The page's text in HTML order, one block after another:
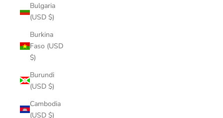
Bulgaria
(USD $)
Burkina
Faso (USD
$)
Burundi
(USD $)
Cambodia
(USD $)